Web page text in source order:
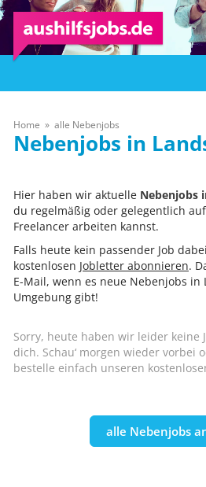
Home alle Nebenjobs
Hier haben wir aktuelle Nebenjobs
du regelmäßig oder gelegentlich
Freelancer arbeiten kannst.
Falls heute kein passender Job
kostenlosen Jobletter abonnieren.
E-Mail, wenn es neue Nebenjobs in
Umgebung gibt!
Sorry, heute haben wir leider keine
dich. Schau‘ morgen wieder vorbei
bestelle einfach unseren
alle Nebenjobs